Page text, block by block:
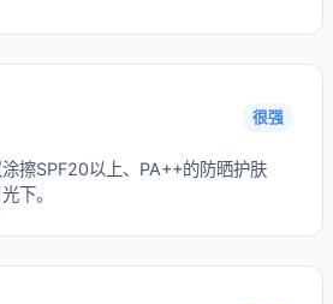
很强
擦SPF20以上、PA++的防晒护肤
下。